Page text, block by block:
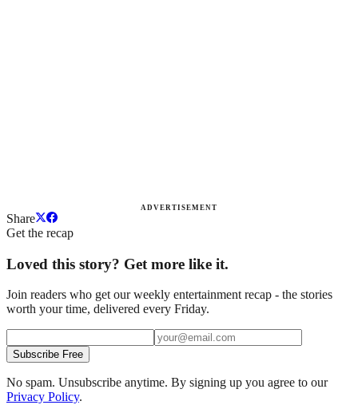
ADVERTISEMENT
Share
Get the recap
Loved this story? Get more like it.
Join readers who get our weekly entertainment recap - the stories
worth your time, delivered every Friday.
Subscribe Free
No spam. Unsubscribe anytime. By signing up you agree to our
Privacy Policy.